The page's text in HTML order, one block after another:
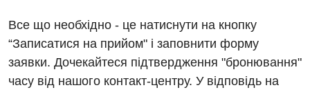
Алергологія, імунологія
Андрологія
Травматологічне відділення
Урологічне відділення
Все що необхідно - це натиснути на кнопку
“Записатися на прийом" і заповнити форму
заявки. Дочекайтеся підтвердження "бронювання"
часу від нашого контакт-центру. У відповідь на